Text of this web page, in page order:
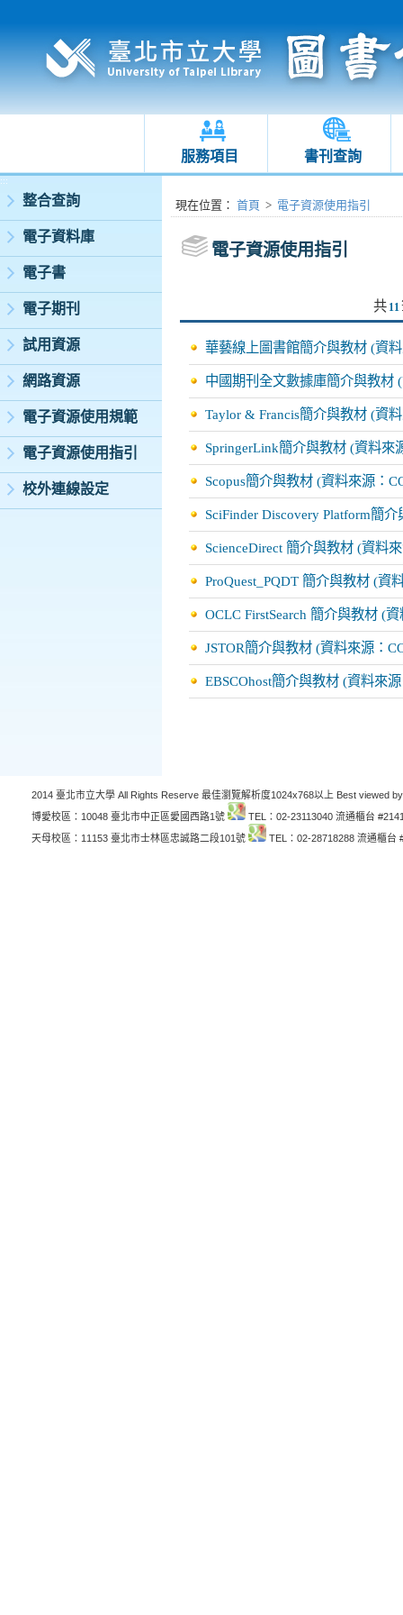
服務項目 書刊查詢
:::
整合查詢
電子資料庫
電子書
電子期刊
試用資源
網路資源
電子資源使用規範
電子資源使用指引
校外連線設定
:::現在位置 ： 首頁 > 電子資源使用指引
電子資源使用指引
共 11
華藝線上圖書館簡介與教材 (資
中國期刊全文數據庫簡介與教材
Taylor & Francis簡介與教材 (資
SpringerLink簡介與教材 (資料來
Scopus簡介與教材 (資料來源：
SciFinder Discovery Platform簡
ScienceDirect 簡介與教材 (資料
ProQuest_PQDT 簡介與教材 (資
OCLC FirstSearch 簡介與教材 (
JSTOR簡介與教材 (資料來源：
EBSCOhost簡介與教材 (資料來
2014 臺北市立大學 All Rights Reserve 最佳瀏覽解析度1024x768以上 Best viewed
博愛校區：10048 臺北市中正區愛國西路1號
TEL：02-23113040 流通櫃台
天母校區：11153 臺北市士林區忠誠路二段101號
TEL：02-28718288 流通櫃台